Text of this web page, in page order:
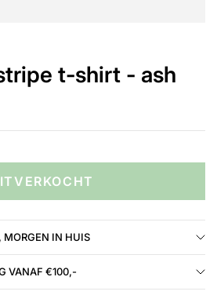
t-shirt - ash
MORGEN IN HUIS
VANAF €100,-